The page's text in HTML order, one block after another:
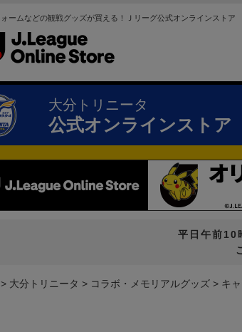
ォームなどの観戦グッズが買える！Ｊリーグ公式オンラインストア
大分トリニータ
公式オンラインストア
平日午前10
大分トリニータ コラボ・メモリアルグッズ キ